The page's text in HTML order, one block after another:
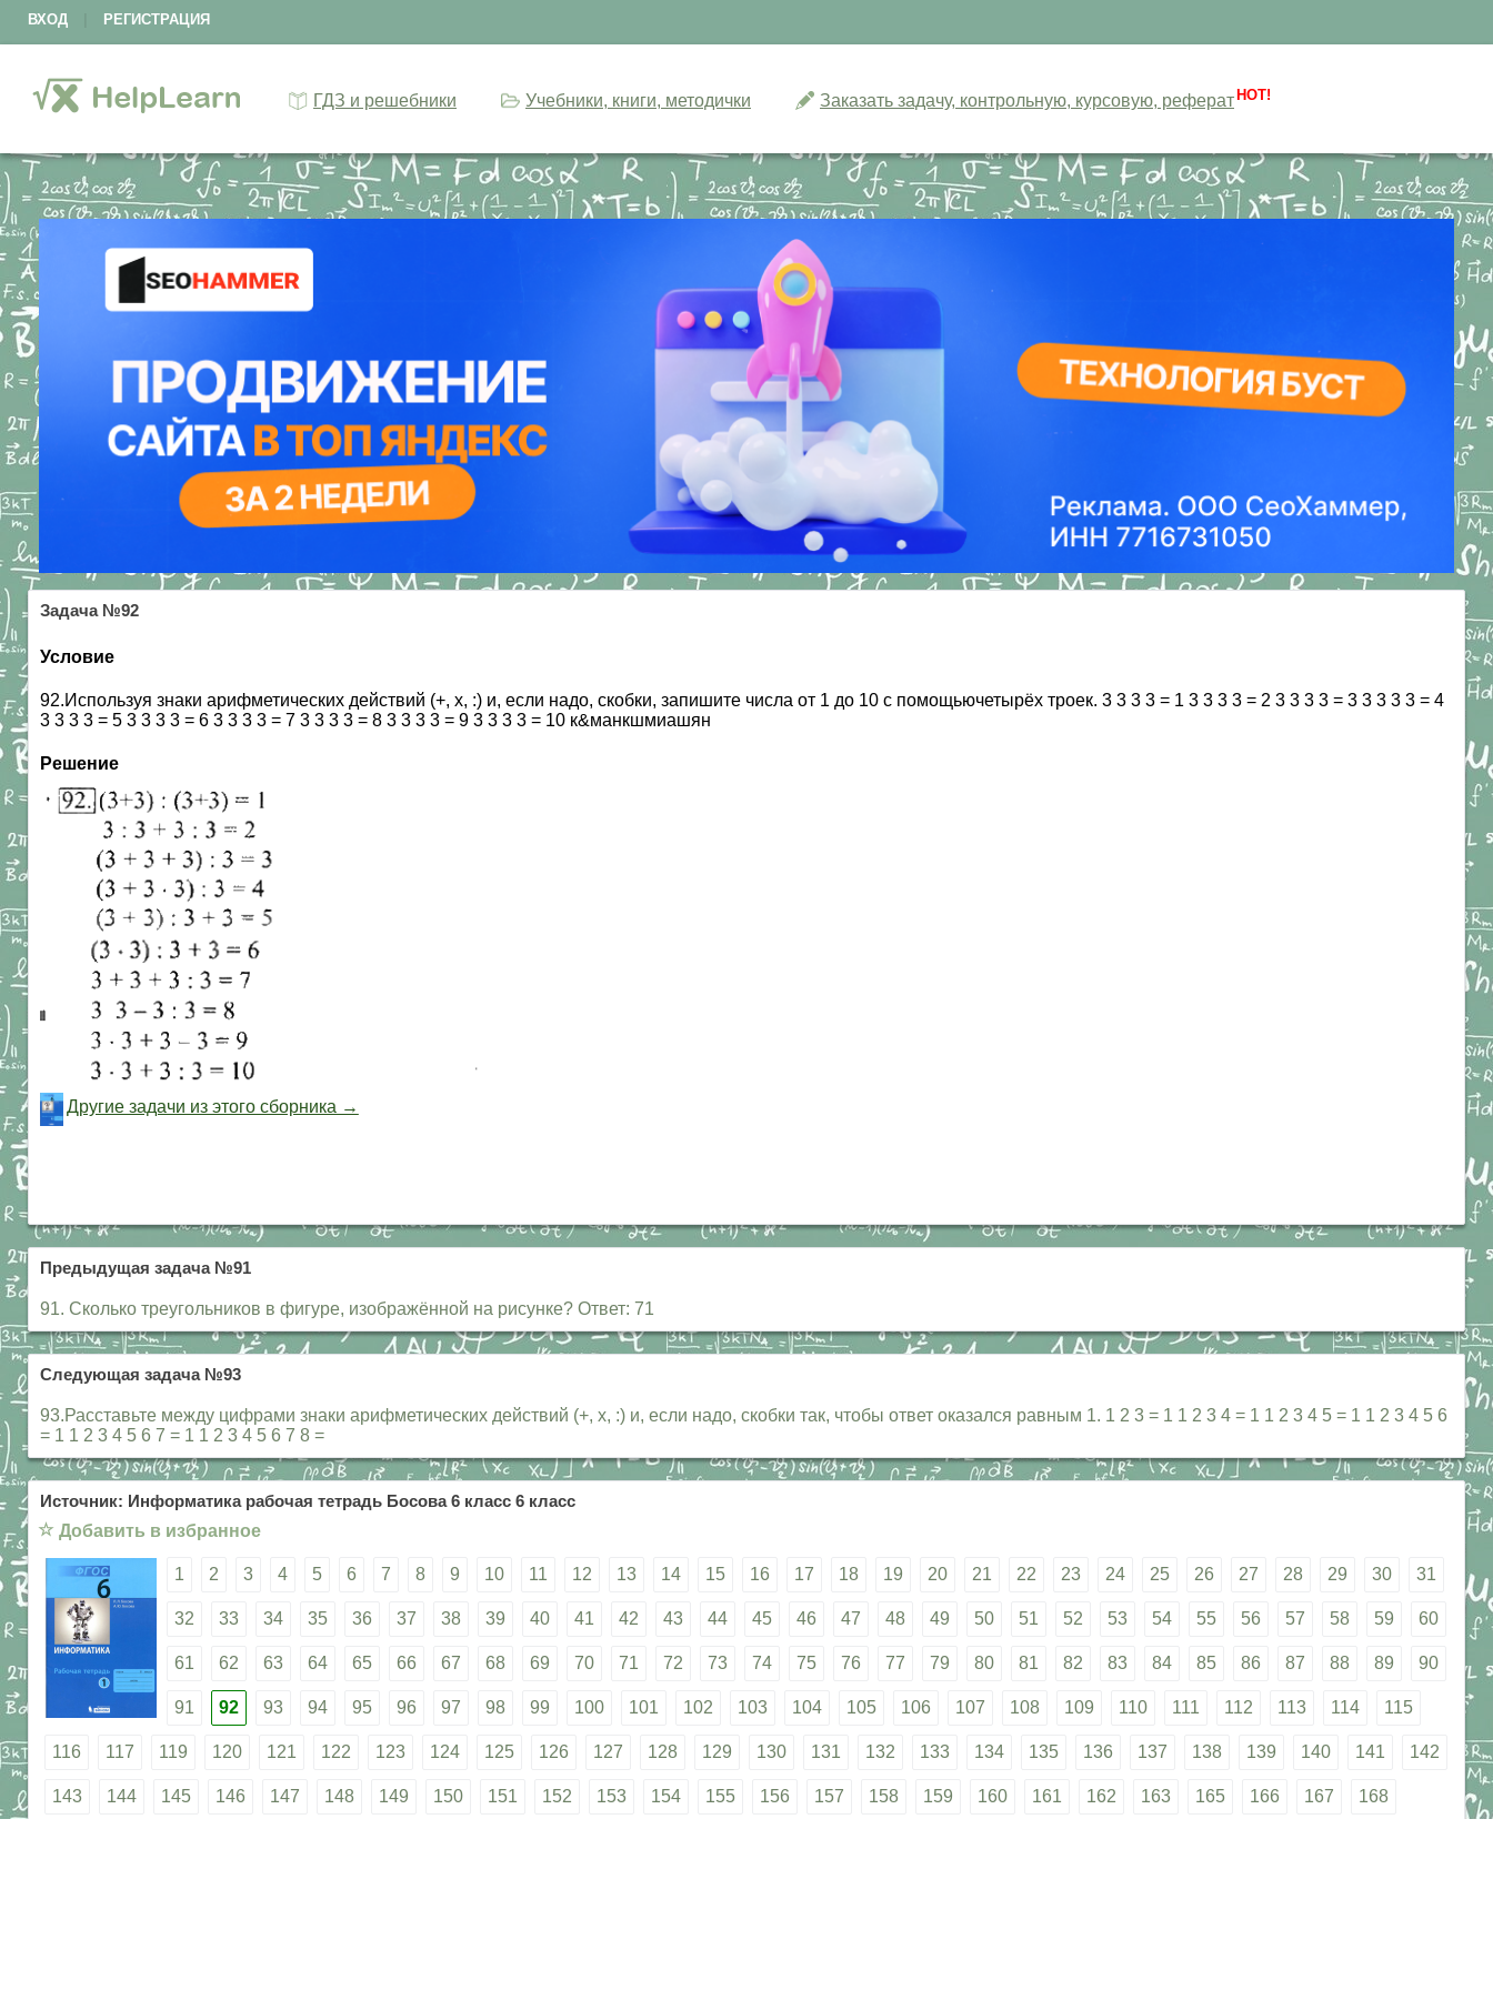
ВХОД РЕГИСТРАЦИЯ
ГДЗ и решебники Учебники, книги, методички Заказать задачу, контрольную, курсовую, реферат HOT!
Задача №92
Условие
92.Используя знаки арифметических действий (+, х, :) и, если надо, скобки, запишите числа от 1 до 10 с помощьючетырёх троек. 3 3 3 3 = 1 3 3 3 3 = 2 3 3 3 3 = 3 3 3 3 3 = 4
3 3 3 3 = 5 3 3 3 3 = 6 3 3 3 3 = 7 3 3 3 3 = 8 3 3 3 3 = 9 3 3 3 3 = 10 к&манкшмиашян
Решение
Другие задачи из этого сборника →
Предыдущая задача №91
91. Сколько треугольников в фигуре, изображённой на рисунке? Ответ: 71
Следующая задача №93
93.Расставьте между цифрами знаки арифметических действий (+, х, :) и, если надо, скобки так, чтобы ответ оказался равным 1. 1 2 3 = 1 1 2 3 4 = 1 1 2 3 4 5 = 1 1 2 3 4 5 6
= 1 1 2 3 4 5 6 7 = 1 1 2 3 4 5 6 7 8 =
Источник: Информатика рабочая тетрадь Босова 6 класс 6 класс
☆ Добавить в избранное
1 2 3 4 5 6 7 8 9 10 11 12 13 14 15 16 17 18 19 20 21 22 23 24 25 26 27 28 29 30 31
32 33 34 35 36 37 38 39 40 41 42 43 44 45 46 47 48 49 50 51 52 53 54 55 56 57 58 59 60
61 62 63 64 65 66 67 68 69 70 71 72 73 74 75 76 77 79 80 81 82 83 84 85 86 87 88 89 90
91 92 93 94 95 96 97 98 99 100 101 102 103 104 105 106 107 108 109 110 111 112 113 114 115
116 117 119 120 121 122 123 124 125 126 127 128 129 130 131 132 133 134 135 136 137 138 139 140 141 142
143 144 145 146 147 148 149 150 151 152 153 154 155 156 157 158 159 160 161 162 163 165 166 167 168